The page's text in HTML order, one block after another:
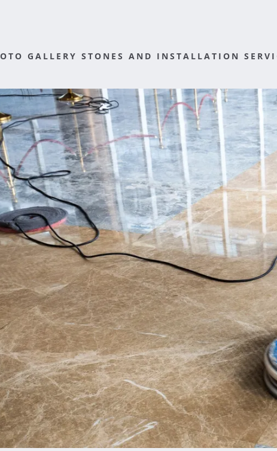
GALLERY STONES AND INSTALLATION